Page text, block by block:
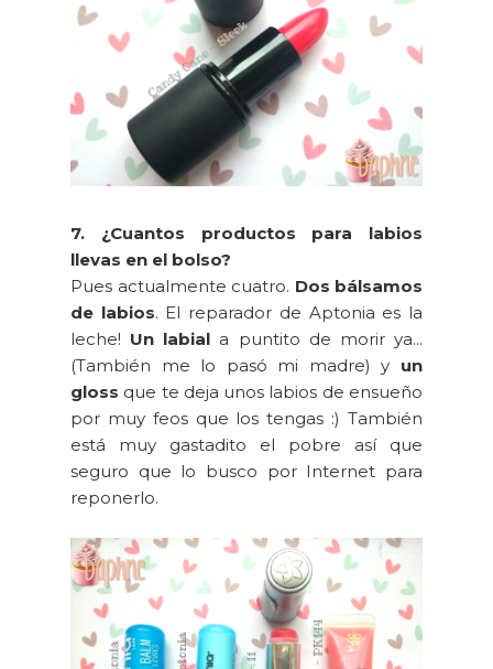
7. ¿Cuantos productos para labios
llevas en el bolso?
Pues actualmente cuatro. Dos bálsamos
de labios. El reparador de Aptonia es la
leche! Un labial a puntito de morir ya...
(También me lo pasó mi madre) y un
gloss que te deja unos labios de ensueño
por muy feos que los tengas :) También
está muy gastadito el pobre así que
seguro que lo busco por Internet para
reponerlo.